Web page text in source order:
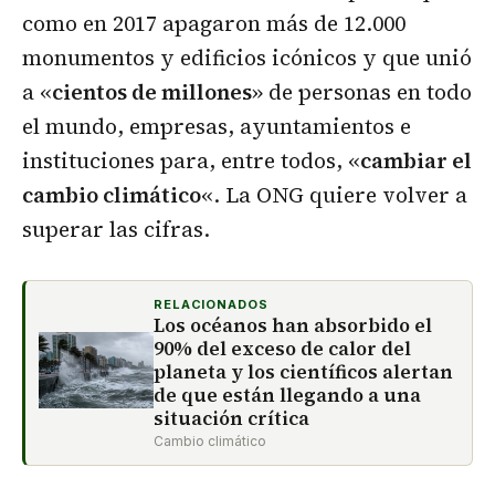
como en 2017 apagaron más de 12.000
monumentos y edificios icónicos y que unió
a «cientos de millones» de personas en todo
el mundo, empresas, ayuntamientos e
instituciones para, entre todos, «cambiar el
cambio climático«. La ONG quiere volver a
superar las cifras.
RELACIONADOS
Los océanos han absorbido el
90% del exceso de calor del
planeta y los científicos alertan
de que están llegando a una
situación crítica
Cambio climático